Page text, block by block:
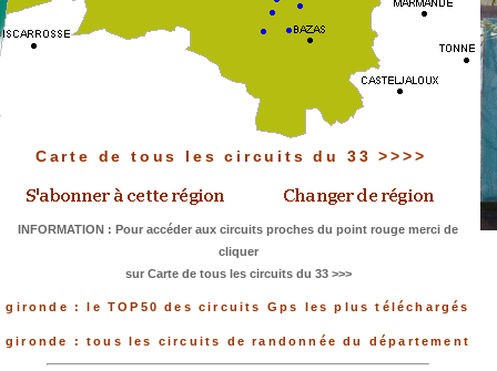
Carte de tous les circuits du 33 >>>>
INFORMATION : Pour accéder aux circuits proches du point rouge merci de
cliquer
sur Carte de tous les circuits du 33 >>>
gironde : le TOP50 des circuits Gps les plus téléchargés
gironde : tous les circuits de randonnée du département